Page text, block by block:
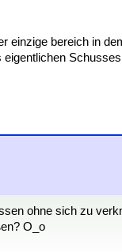
einzige bereich in
ohne sich zu
O_o